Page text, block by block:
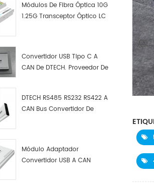
Módulos De Fibra Óptica 10G
1.25G Transceptor Óptico LC
Convertidor USB Tipo C A
CAN De DTECH. Proveedor De
DTECH RS485 RS232 RS422 A
CAN Bus Convertidor De
Módulo Adaptador
Convertidor USB A CAN